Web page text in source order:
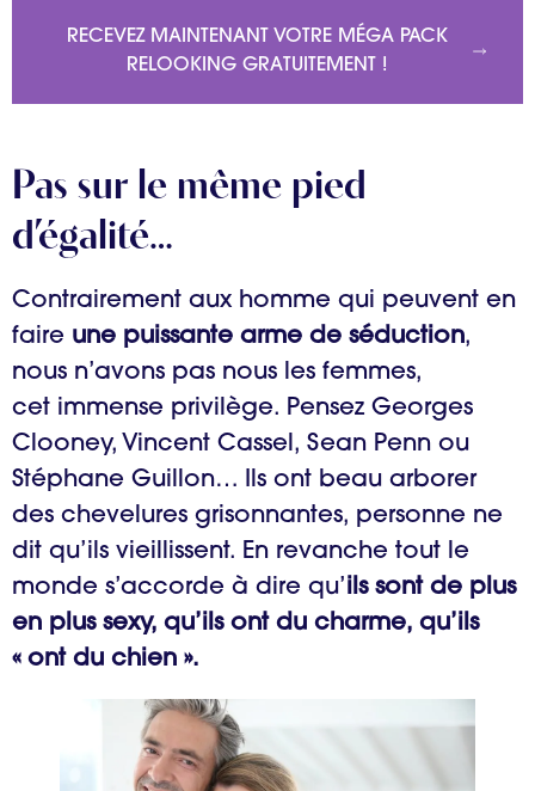
RECEVEZ MAINTENANT VOTRE MÉGA PACK
RELOOKING GRATUITEMENT !
Pas sur le même pied
d’égalité…
Contrairement aux homme qui peuvent en
faire une puissante arme de séduction,
nous n’avons pas nous les femmes,
cet immense privilège. Pensez Georges
Clooney, Vincent Cassel, Sean Penn ou
Stéphane Guillon… Ils ont beau arborer
des chevelures grisonnantes, personne ne
dit qu’ils vieillissent. En revanche tout le
monde s’accorde à dire qu’ils sont de plus
en plus sexy, qu’ils ont du charme, qu’ils
« ont du chien ».